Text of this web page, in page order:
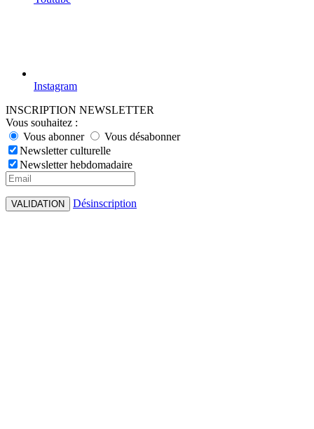
Instagram
INSCRIPTION NEWSLETTER
Vous souhaitez :
Vous abonner
Vous désabonner
Newsletter culturelle
Newsletter hebdomadaire
VALIDATION Désinscription